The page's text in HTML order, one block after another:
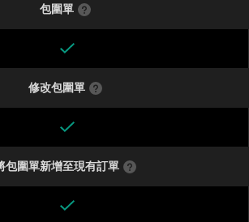
包圍單
修改包圍單
包圍單新增至現有訂單